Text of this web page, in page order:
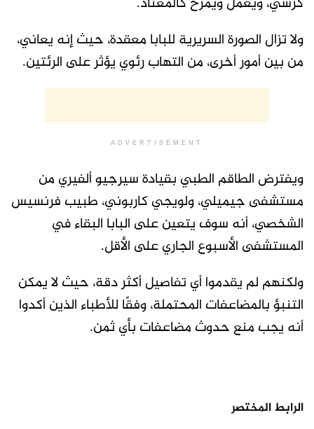
ولا تزال الصورة السريرية للبابا معقدة، حيث إنه يعاني،
من بين أمور أخرى، من التهاب رئوي يؤثر على الرئتين.
ADVERTISEMENT
ويفترض الطاقم الطبي بقيادة سيرجيو ألفيري من
مستشفى جيميلي، ولويجي كاربوني، طبيب فرنسيس
الشخصي، أنه سوف يتعين على البابا البقاء في
المستشفى الأسبوع الجاري على الأقل.
ولكنهم لم يقدموا أي تفاصيل أكثر دقة، حيث لا يمكن
التنبؤ بالمضاعفات المحتملة، وفقًا للأطباء الذين أكدوا
أنه يجب منع حدوث مضاعفات بأي ثمن.
الرابط المختصر